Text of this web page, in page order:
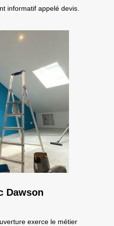
informatif appelé devis.
Dawson
exerce le métier